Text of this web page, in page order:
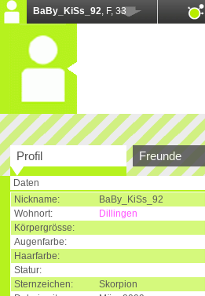
BaBy_KiSs_92, F, 33
Profil Freunde
Daten
Nickname:
BaBy_KiSs_92
Wohnort:
Dillingen
Körpergrösse:
Augenfarbe:
Haarfarbe:
Statur:
Sternzeichen:
Skorpion